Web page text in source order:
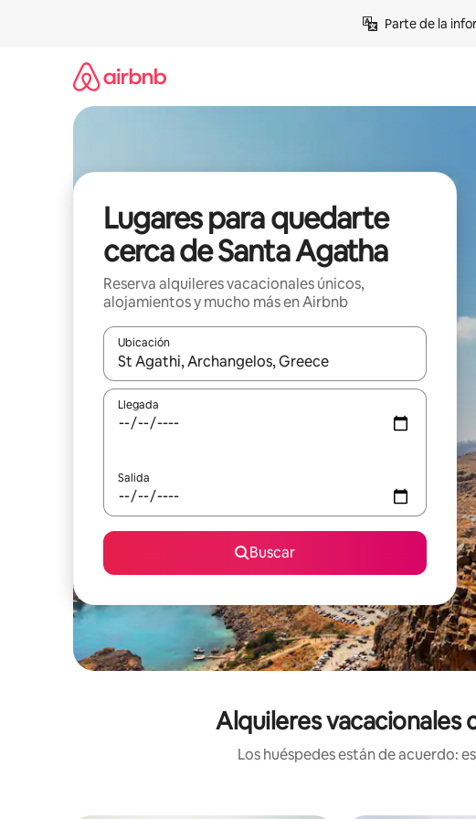
Parte de la
Lugares para quedarte
cerca de Santa Agatha
Reserva alquileres vacacionales únicos,
alojamientos y mucho más en Airbnb
Ubicación
Cuando los resultados estén disponibles, navega con las
Llegada
Salida
Buscar
Alquileres vacacionales
Los huéspedes están de acuerdo: